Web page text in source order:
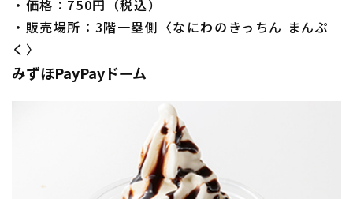
・価格：750円（税込）
・販売場所：3階一塁側〈なにわのきっちん まんぷ
く〉
みずほPayPayドーム